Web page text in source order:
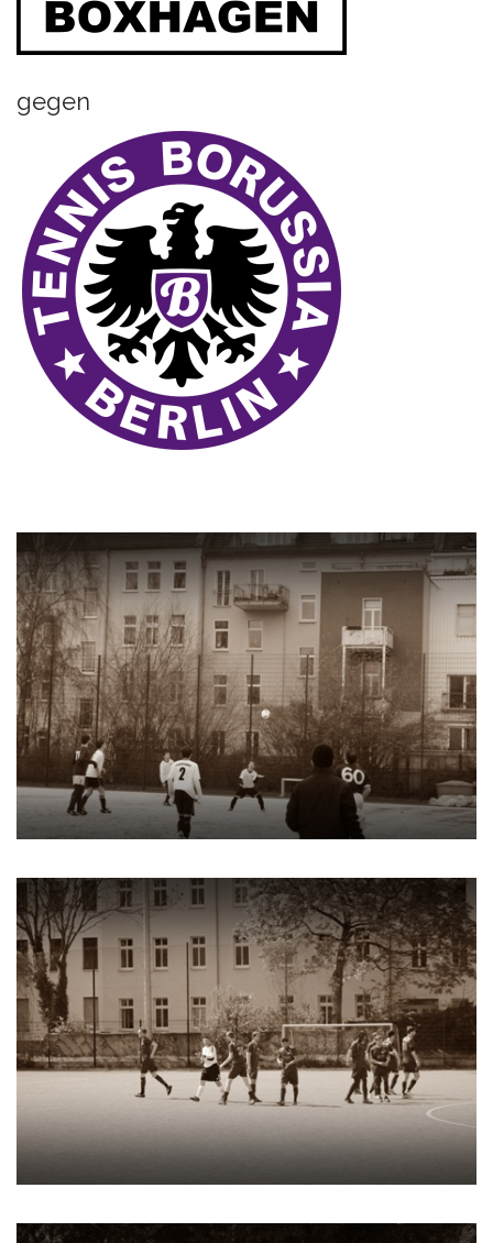
t
o
gegen